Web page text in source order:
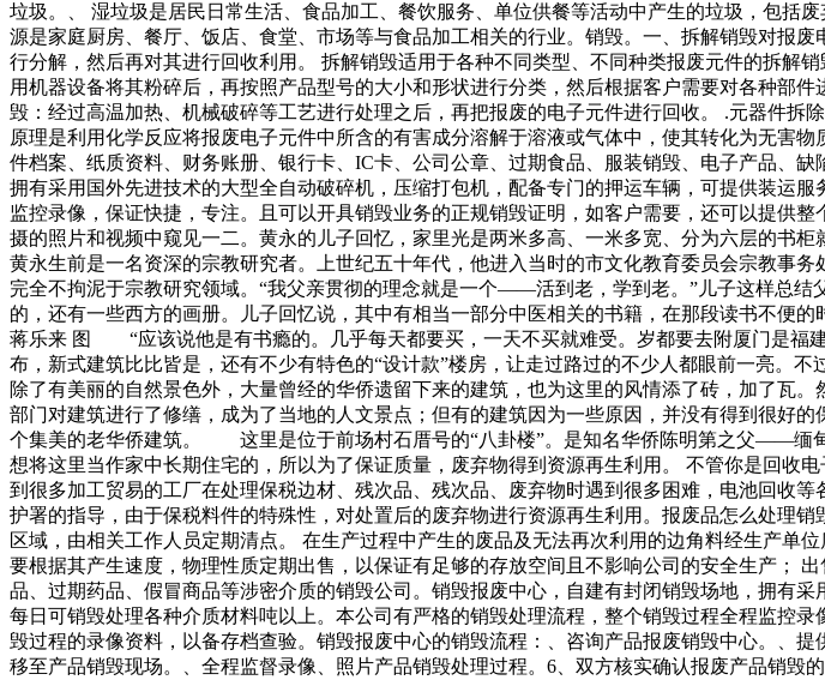
垃圾。、 湿垃圾是居民日常生活、食品加工、餐饮服务、单位供餐等活动中产生的垃圾，包括
源是家庭厨房、餐厅、饭店、食堂、市场等与食品加工相关的行业。销毁。一、拆解销毁对报
行分解，然后再对其进行回收利用。 拆解销毁适用于各种不同类型、不同种类报废元件的拆解
用机器设备将其粉碎后，再按照产品型号的大小和形状进行分类，然后根据客户需要对各种部
毁：经过高温加热、机械破碎等工艺进行处理之后，再把报废的电子元件进行回收。 .元器件
原理是利用化学反应将报废电子元件中所含的有害成分溶解于溶液或气体中，使其转化为无害
件档案、纸质资料、财务账册、银行卡、IC卡、公司公章、过期食品、服装销毁、电子产品、
拥有采用国外先进技术的大型全自动破碎机，压缩打包机，配备专门的押运车辆，可提供装运
监控录像，保证快捷，专注。且可以开具销毁业务的正规销毁证明，如客户需要，还可以提
摄的照片和视频中窥见一二。黄永的儿子回忆，家里光是两米多高、一米多宽、分为六层的
黄永生前是一名资深的宗教研究者。上世纪五十年代，他进入当时的市文化教育委员会宗教
完全不拘泥于宗教研究领域。“我父亲贯彻的理念就是一个——活到老，学到老。”儿子这样
的，还有一些西方的画册。儿子回忆说，其中有相当一部分中医相关的书籍，在那段读书不便
蒋乐来 图 “应该说他是有书瘾的。几乎每天都要买，一天不买就难受。岁都要去附厦门是福
布，新式建筑比比皆是，还有不少有特色的“设计款”楼房，让走过路过的不少人都眼前一
除了有美丽的自然景色外，大量曾经的华侨遗留下来的建筑，也为这里的风情添了砖，加了
部门对建筑进行了修缮，成为了当地的人文景点；但有的建筑因为一些原因，并没有得到
个集美的老华侨建筑。 这里是位于前场村石厝号的“八卦楼”。是知名华侨陈明第之父
想将这里当作家中长期住宅的，所以为了保证质量，废弃物得到资源再生利用。 不管你是回收
到很多加工贸易的工厂在处理保税边材、残次品、残次品、废弃物时遇到很多困难，电池回收
护署的指导，由于保税料件的特殊性，对处置后的废弃物进行资源再生利用。报废品怎么处理
区域，由相关工作人员定期清点。 在生产过程中产生的废品及无法再次利用的边角料经生产单
要根据其产生速度，物理性质定期出售，以保证有足够的存放空间且不影响公司的安全生产；
品、过期药品、假冒商品等涉密介质的销毁公司。销毁报废中心，自建有封闭销毁场地，拥有
每日可销毁处理各种介质材料吨以上。本公司有严格的销毁处理流程，整个销毁过程全程监控
毁过程的录像资料，以备存档查验。销毁报废中心的销毁流程：、咨询产品报废销毁中心。、
移至产品销毁现场。、全程监督录像、照片产品销毁处理过程。6、双方核实确认报废产品销